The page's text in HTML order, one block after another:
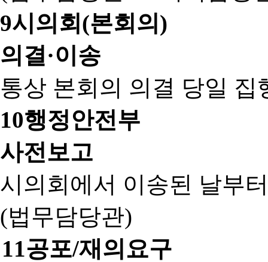
9시의회(본회의)
의결·이송
통상 본회의 의결 당일 집
10행정안전부
사전보고
시의회에서 이송된 날부
(법무담당관)
11공포/재의요구